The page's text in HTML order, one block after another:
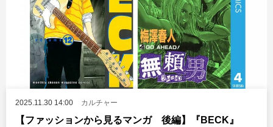
2025.11.30 14:00 カルチャー
【ファッションから見るマンガ 後編】『BECK』